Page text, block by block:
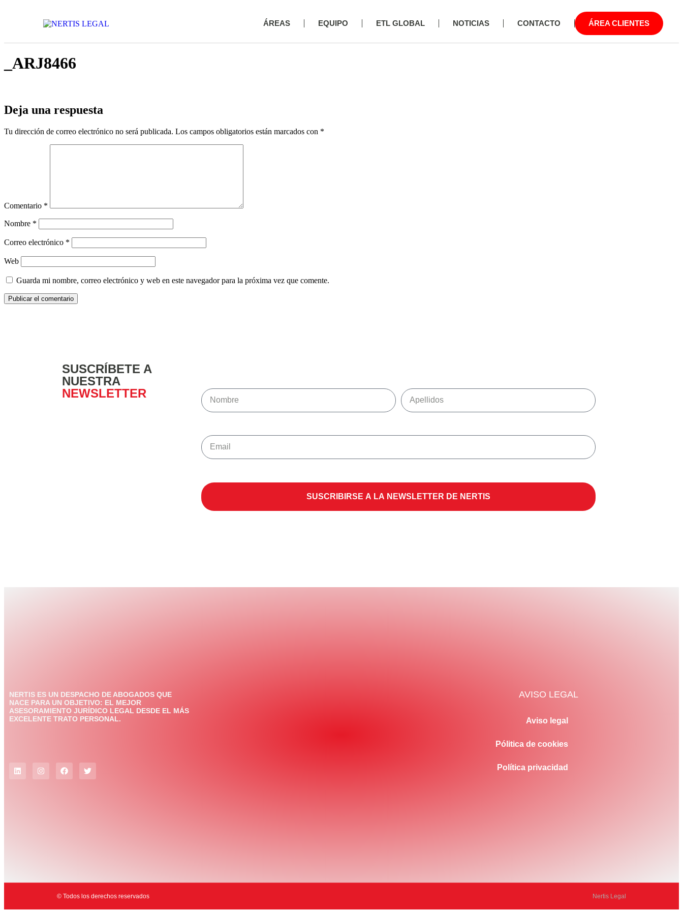
ÁREAS EQUIPO ETL GLOBAL NOTICIAS CONTACTO ÁREA CLIENTES
_ARJ8466
Deja una respuesta
Tu dirección de correo electrónico no será publicada. Los campos obligatorios están marcados con *
Comentario *
Nombre *
Correo electrónico *
Web
Guarda mi nombre, correo electrónico y web en este navegador para la próxima vez que comente.
SUSCRÍBETE A
NUESTRA
NEWSLETTER
SUSCRIBIRSE A LA NEWSLETTER DE NERTIS
NERTIS ES UN DESPACHO DE ABOGADOS QUE
NACE PARA UN OBJETIVO: EL MEJOR
ASESORAMIENTO JURÍDICO LEGAL DESDE EL MÁS
EXCELENTE TRATO PERSONAL.
AVISO LEGAL
Aviso legal
Pólitica de cookies
Política privacidad
© Todos los derechos reservados Nertis Legal